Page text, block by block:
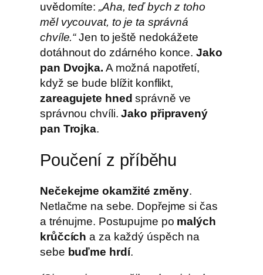
uvědomíte: „Aha, teď bych z toho
měl vycouvat, to je ta správná
chvíle.“Jen to ještě nedokážete
dotáhnout do zdárného konce.Jako
pan Dvojka. A možná napotřetí,
když se bude blížit konflikt,
zareagujete hned správně ve
správnou chvíli.Jako připravený
pan Trojka.
Poučení z příběhu
Nečekejme okamžité změny.
Netlačme na sebe. Dopřejme si čas
a trénujme. Postupujme po malých
krůčcích a za každý úspěch na
sebe buďme hrdí.